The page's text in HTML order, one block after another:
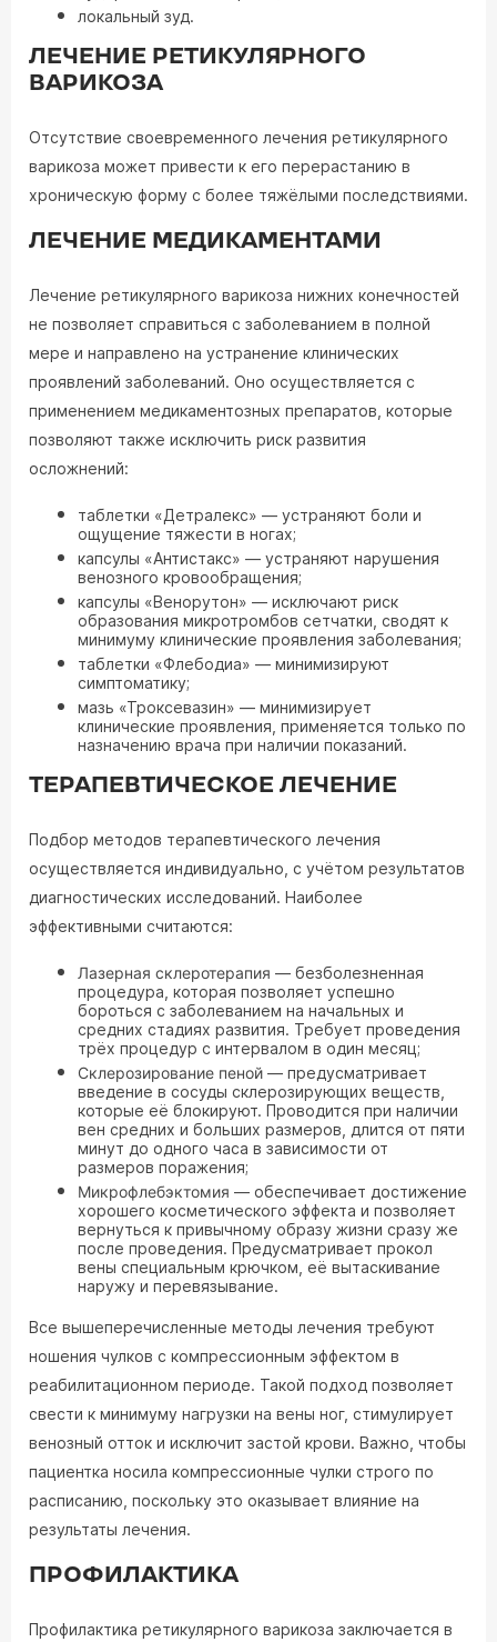
локальный зуд.
ЛЕЧЕНИЕ РЕТИКУЛЯРНОГО
ВАРИКОЗА
Отсутствие своевременного лечения ретикулярного
варикоза может привести к его перерастанию в
хроническую форму с более тяжёлыми последствиями.
ЛЕЧЕНИЕ МЕДИКАМЕНТАМИ
Лечение ретикулярного варикоза нижних конечностей
не позволяет справиться с заболеванием в полной
мере и направлено на устранение клинических
проявлений заболеваний. Оно осуществляется с
применением медикаментозных препаратов, которые
позволяют также исключить риск развития
осложнений:
таблетки «Детралекс» — устраняют боли и
ощущение тяжести в ногах;
капсулы «Антистакс» — устраняют нарушения
венозного кровообращения;
капсулы «Венорутон» — исключают риск
образования микротромбов сетчатки, сводят к
минимуму клинические проявления заболевания;
таблетки «Флебодиа» — минимизируют
симптоматику;
мазь «Троксевазин» — минимизирует
клинические проявления, применяется только по
назначению врача при наличии показаний.
ТЕРАПЕВТИЧЕСКОЕ ЛЕЧЕНИЕ
Подбор методов терапевтического лечения
осуществляется индивидуально, с учётом результатов
диагностических исследований. Наиболее
эффективными считаются:
Лазерная склеротерапия — безболезненная
процедура, которая позволяет успешно
бороться с заболеванием на начальных и
средних стадиях развития. Требует проведения
трёх процедур с интервалом в один месяц;
Склерозирование пеной — предусматривает
введение в сосуды склерозирующих веществ,
которые её блокируют. Проводится при наличии
вен средних и больших размеров, длится от пяти
минут до одного часа в зависимости от
размеров поражения;
Микрофлебэктомия — обеспечивает достижение
хорошего косметического эффекта и позволяет
вернуться к привычному образу жизни сразу же
после проведения. Предусматривает прокол
вены специальным крючком, её вытаскивание
наружу и перевязывание.
Все вышеперечисленные методы лечения требуют
ношения чулков с компрессионным эффектом в
реабилитационном периоде. Такой подход позволяет
свести к минимуму нагрузки на вены ног, стимулирует
венозный отток и исключит застой крови. Важно, чтобы
пациентка носила компрессионные чулки строго по
расписанию, поскольку это оказывает влияние на
результаты лечения.
ПРОФИЛАКТИКА
Профилактика ретикулярного варикоза заключается в